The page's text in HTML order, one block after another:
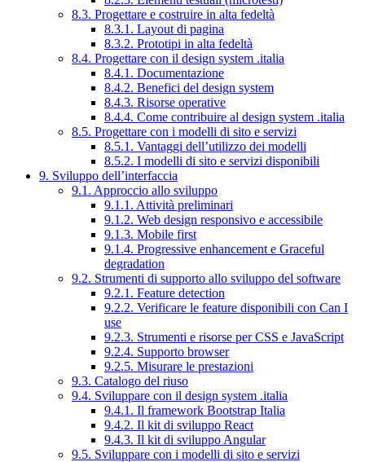
8.3. Progettare e costruire in alta fedeltà
8.3.1. Layout di pagina
8.3.2. Prototipi in alta fedeltà
8.4. Progettare con il design system .italia
8.4.1. Documentazione
8.4.2. Benefici del design system
8.4.3. Risorse operative
8.4.4. Come contribuire al design system .italia
8.5. Progettare con i modelli di sito e servizi
8.5.1. Vantaggi dell’utilizzo dei modelli
8.5.2. I modelli di sito e servizi disponibili
9. Sviluppo dell’interfaccia
9.1. Approccio allo sviluppo
9.1.1. Attività preliminari
9.1.2. Web design responsivo e accessibile
9.1.3. Mobile first
9.1.4. Progressive enhancement e Graceful
degradation
9.2. Strumenti di supporto allo sviluppo del software
9.2.1. Feature detection
9.2.2. Verificare le feature disponibili con Can I
use
9.2.3. Strumenti e risorse per CSS e JavaScript
9.2.4. Supporto browser
9.2.5. Misurare le prestazioni
9.3. Catalogo del riuso
9.4. Sviluppare con il design system .italia
9.4.1. Il framework Bootstrap Italia
9.4.2. Il kit di sviluppo React
9.4.3. Il kit di sviluppo Angular
9.5. Sviluppare con i modelli di sito e servizi